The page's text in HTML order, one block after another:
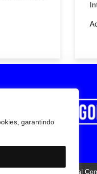
garantindo
Jornal